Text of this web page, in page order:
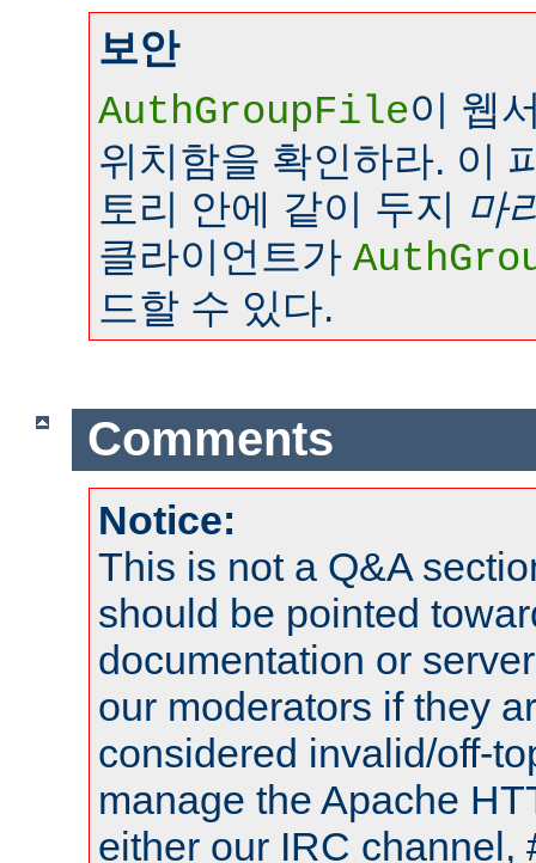
보안
AuthGroupFile이 웹
위치함을 확인하라. 이
토리 안에 같이 두지 마
클라이언트가
드할 수 있다.
Comments
Notice:
This is not a Q&A
should be pointed
documentation or
our moderators if they
considered invalid/off-
manage the Apache
either our IRC channel,